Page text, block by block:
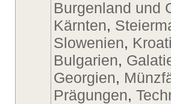
Burgenland und
Kärnten,
Slowenien,
Bulgarien,
Georgien,
Prägungen,